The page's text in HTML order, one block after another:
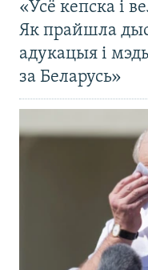
«Усё кепска і
Як прайшла
адукацыя і
за Беларусь»